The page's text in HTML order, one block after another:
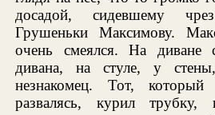
досадой, сидевшему
Грушеньки Максимову.
очень смеялся. На диване
дивана, на стуле, у
незнакомец. Тот,
развалясь, курил